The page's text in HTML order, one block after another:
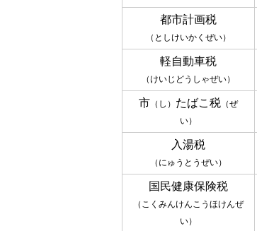
都市計画税
（としけいかくぜい）
軽自動車税
（けいじどうしゃぜい）
市 （し） たばこ税 （ぜ
い）
入湯税
（にゅうとうぜい）
国民健康保険税
（こくみんけんこうほけんぜ
い）